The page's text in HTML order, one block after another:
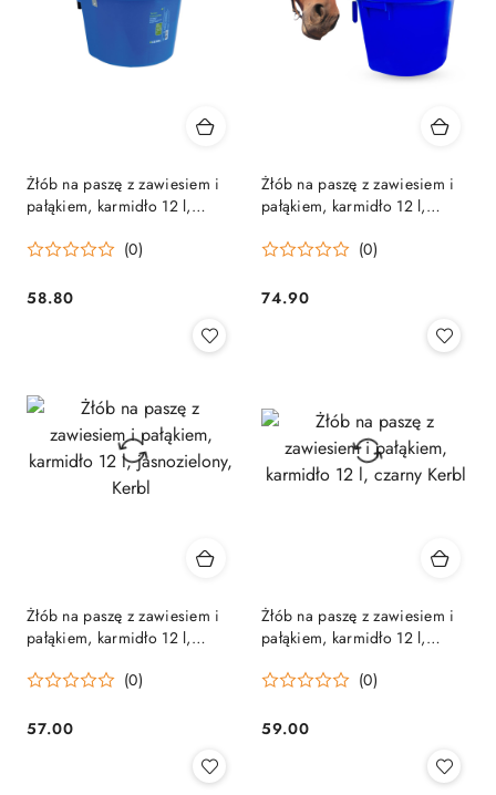
Żłób na paszę z zawiesiem i
pałąkiem, karmidło 12 l,
(0)
Cena:
58.80
Żłób na paszę z zawiesiem i
pałąkiem, karmidło 12 l,
(0)
Cena:
74.90
Żłób na paszę z zawiesiem i
pałąkiem, karmidło 12 l,
(0)
Cena:
57.00
Żłób na paszę z zawiesiem i
pałąkiem, karmidło 12 l,
(0)
Cena:
59.00